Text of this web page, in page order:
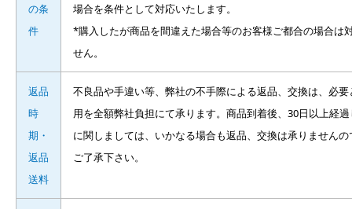
の条
件
場合を条件として対応いたします。
*購入したが商品を間違えた場合等のお客様ご都合の場合は
せん。
返品
時
期・
返品
送料
不良品や手違い等、弊社の不手際による返品、交換は、必要
用を全額弊社負担にて承ります。商品到着後、30日以上経
に関しましては、いかなる場合も返品、交換は承りません
ご了承下さい。